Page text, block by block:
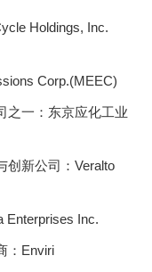
Holdings, Inc.
Corp.(MEEC)
之一：东京应化工业
创新公司：Veralto
Enterprises Inc.
：Enviri